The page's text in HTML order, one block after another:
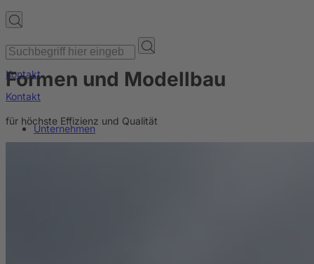
Kontakt
Kontakt
Unternehmen
Formen und Modellbau
für höchste Effizienz und Qualität